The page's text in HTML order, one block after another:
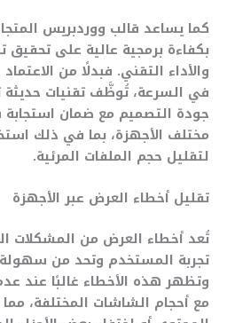
كما يساعد قالب ووردبريس
بكفاءة برمجية عالية على تحقيق
والأداء التقني. فبدلًا من
في السرعة، تُوظَّف تقنيات
جودة التصميم مع ضمان
مختلف الأجهزة، بما في ذلك
لتقليل حجم الملفات المرئية.
تقليل أخطاء العرض عبر الأجهزة
تُعد أخطاء العرض من المشكلات
تجربة المستخدم وتحد من
وتظهر هذه الأخطاء غالبًا عند
مع أحجام الشاشات المختلفة،